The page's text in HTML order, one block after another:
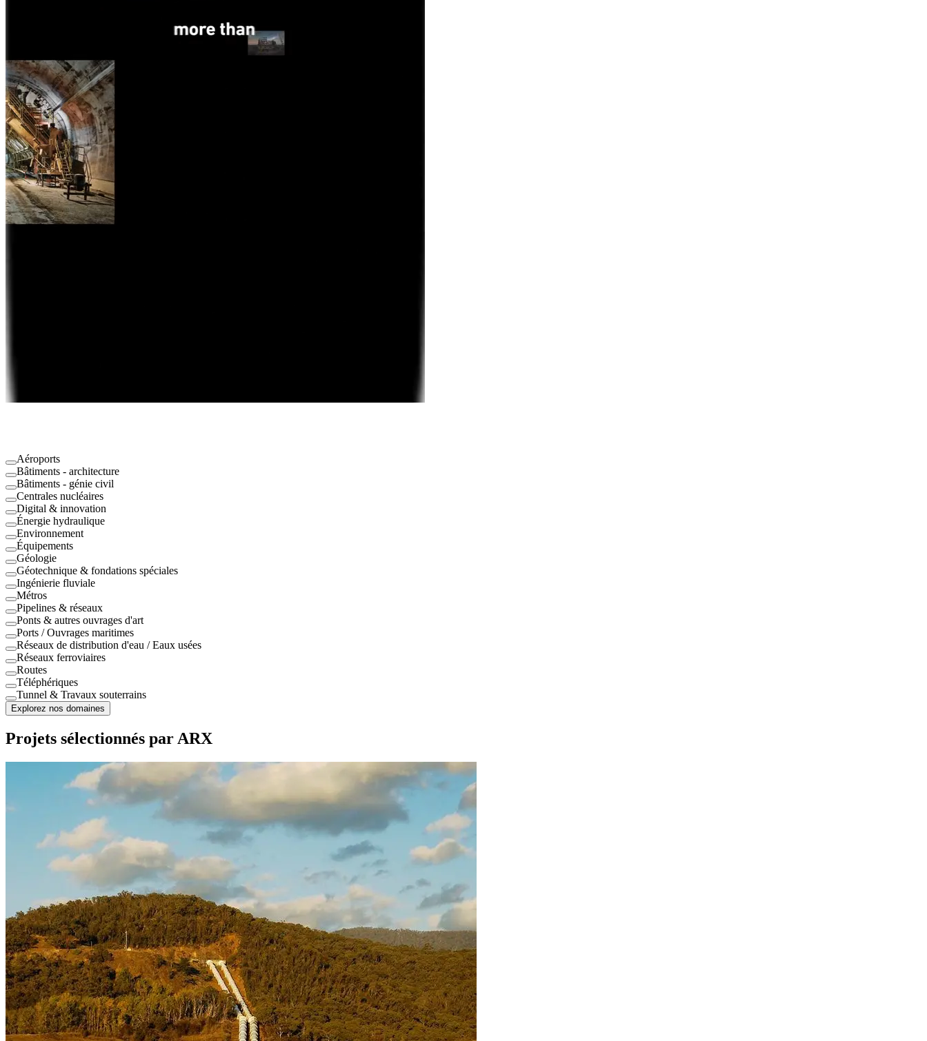
Aéroports
Bâtiments - architecture
Bâtiments - génie civil
Centrales nucléaires
Digital & innovation
Énergie hydraulique
Environnement
Équipements
Géologie
Géotechnique & fondations spéciales
Ingénierie fluviale
Métros
Pipelines & réseaux
Ponts & autres ouvrages d'art
Ports / Ouvrages maritimes
Réseaux de distribution d'eau / Eaux usées
Réseaux ferroviaires
Routes
Téléphériques
Tunnel & Travaux souterrains
Explorez nos domaines
Projets sélectionnés par ARX